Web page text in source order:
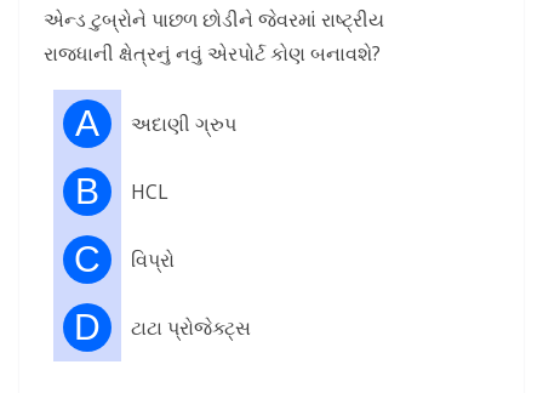
એન્ડ ટુબ્રોને પાછળ છોડીને જેવરમાં રાષ્ટ્રીય
રાજધાની ક્ષેત્રનું નવું એરપોર્ટ કોણ બનાવશે?
A અદાણી ગ્રુપ
B HCL
C વિપ્રો
D ટાટા પ્રોજેક્ટ્સ